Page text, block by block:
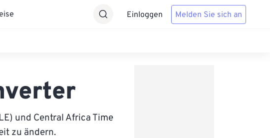
Einloggen Melden Sie sich an
und Central Africa Time
zu ändern.